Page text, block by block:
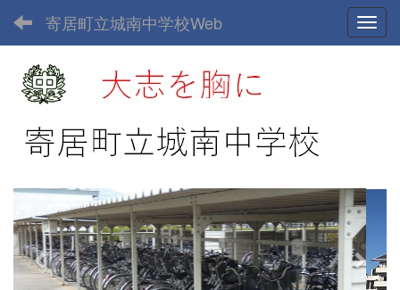
寄居町立城南中学校Web
p
r
e
v
n
e
x
t